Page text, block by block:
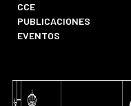
CCE
PUBLICACIONES
EVENTOS